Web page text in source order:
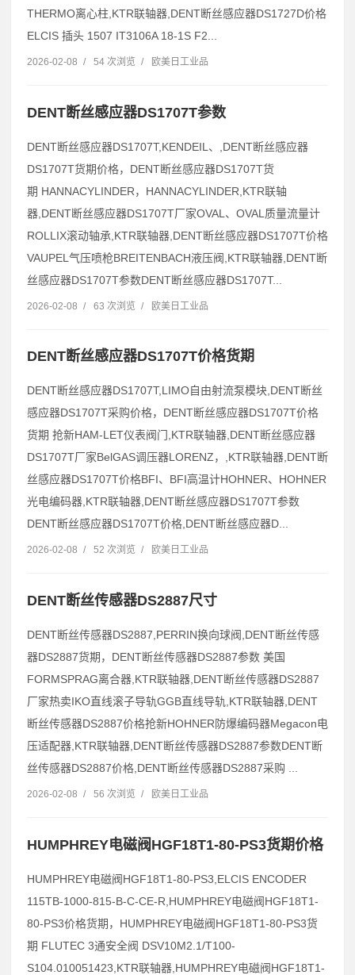
THERMO离心柱,KTR联轴器,DENT断丝感应器DS1727D价格
ELCIS 插头 1507 IT3106A 18-1S F2...
2026-02-08 / 54 次浏览 / 欧美日工业品
DENT断丝感应器DS1707T参数
DENT断丝感应器DS1707T,KENDEIL、,DENT断丝感应器
DS1707T货期价格，DENT断丝感应器DS1707T货
期 HANNACYLINDER，HANNACYLINDER,KTR联轴
器,DENT断丝感应器DS1707T厂家OVAL、OVAL质量流量计
ROLLIX滚动轴承,KTR联轴器,DENT断丝感应器DS1707T价格
VAUPEL气压喷枪BREITENBACH液压阀,KTR联轴器,DENT断
丝感应器DS1707T参数DENT断丝感应器DS1707T...
2026-02-08 / 63 次浏览 / 欧美日工业品
DENT断丝感应器DS1707T价格货期
DENT断丝感应器DS1707T,LIMO自由射流泵模块,DENT断丝
感应器DS1707T采购价格，DENT断丝感应器DS1707T价格
货期 抢新HAM-LET仪表阀门,KTR联轴器,DENT断丝感应器
DS1707T厂家BelGAS调压器LORENZ，,KTR联轴器,DENT断
丝感应器DS1707T价格BFI、BFI高温计HOHNER、HOHNER
光电编码器,KTR联轴器,DENT断丝感应器DS1707T参数
DENT断丝感应器DS1707T价格,DENT断丝感应器D...
2026-02-08 / 52 次浏览 / 欧美日工业品
DENT断丝传感器DS2887尺寸
DENT断丝传感器DS2887,PERRIN换向球阀,DENT断丝传感
器DS2887货期，DENT断丝传感器DS2887参数 美国
FORMSPRAG离合器,KTR联轴器,DENT断丝传感器DS2887
厂家热卖IKO直线滚子导轨GGB直线导轨,KTR联轴器,DENT
断丝传感器DS2887价格抢新HOHNER防爆编码器Megacon电
压适配器,KTR联轴器,DENT断丝传感器DS2887参数DENT断
丝传感器DS2887价格,DENT断丝传感器DS2887采购 ...
2026-02-08 / 56 次浏览 / 欧美日工业品
HUMPHREY电磁阀HGF18T1-80-PS3货期价格
HUMPHREY电磁阀HGF18T1-80-PS3,ELCIS ENCODER
115TB-1000-815-B-C-CE-R,HUMPHREY电磁阀HGF18T1-
80-PS3价格货期，HUMPHREY电磁阀HGF18T1-80-PS3货
期 FLUTEC 3通安全阀 DSV10M2.1/T100-
S104.010051423,KTR联轴器,HUMPHREY电磁阀HGF18T1-